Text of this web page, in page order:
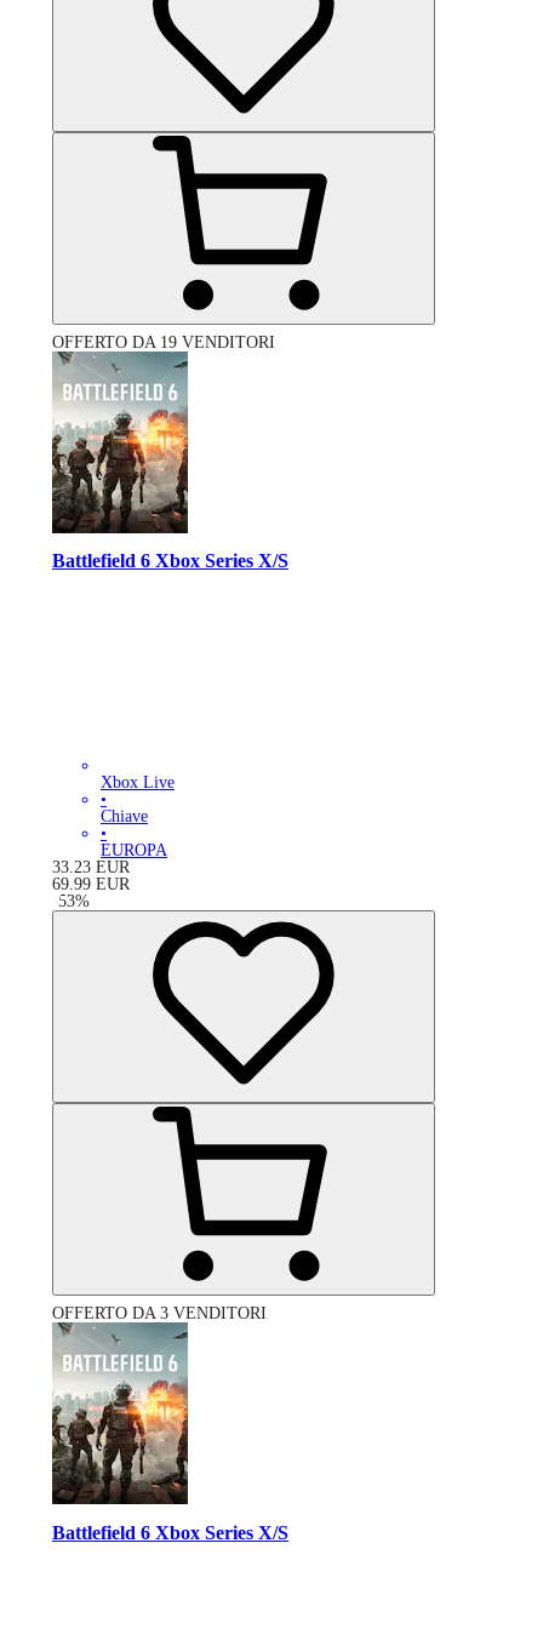
OFFERTO DA 19 VENDITORI
Battlefield 6 Xbox Series X/S
Xbox Live
•
Chiave
•
EUROPA
33.23 EUR
69.99 EUR
-53%
OFFERTO DA 3 VENDITORI
Battlefield 6 Xbox Series X/S